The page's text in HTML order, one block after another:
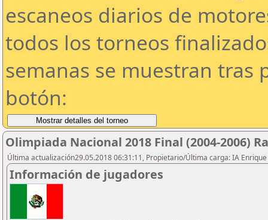
escaneos diarios de
todos los torneos
semanas se muestran tras
botón:
Olimpiada Nacional 2018 Final (2004-2006)
Última actualización29.05.2018 06:31:11, Propietario/Última carga: IA
Información de jugadores